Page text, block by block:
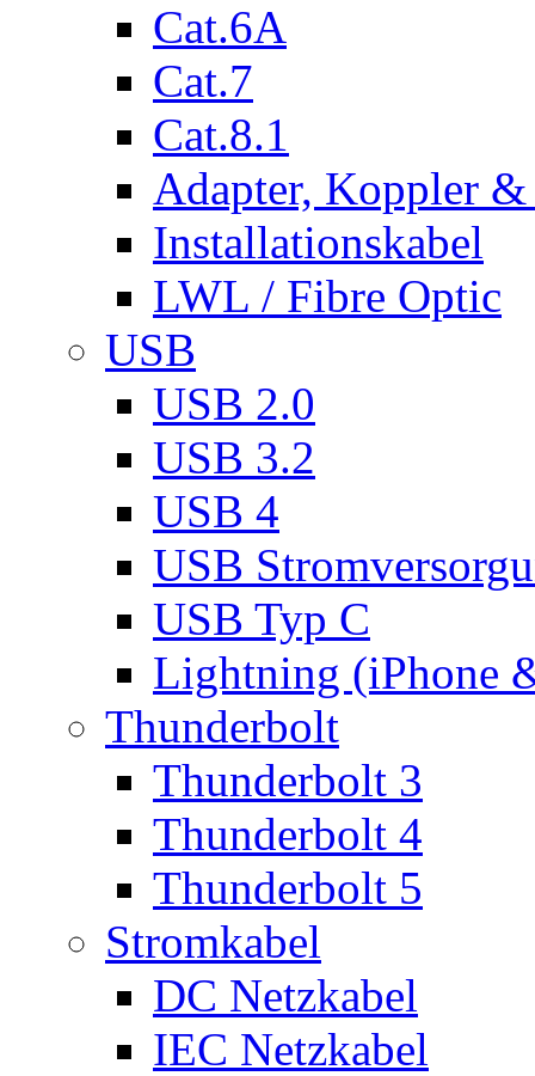
Cat.6A
Cat.7
Cat.8.1
Adapter, Koppler &
Installationskabel
LWL / Fibre Optic
USB
USB 2.0
USB 3.2
USB 4
USB
USB Typ C
Lightning (iPhone
Thunderbolt
Thunderbolt 3
Thunderbolt 4
Thunderbolt 5
Stromkabel
DC Netzkabel
IEC Netzkabel